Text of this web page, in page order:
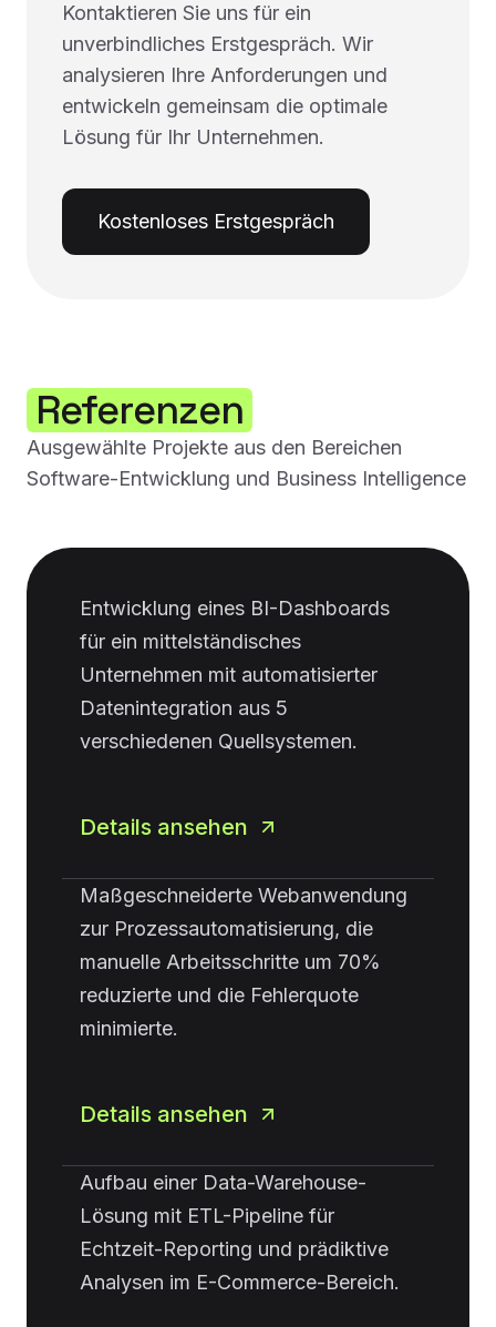
Kontaktieren Sie uns für ein
unverbindliches Erstgespräch. Wir
analysieren Ihre Anforderungen und
entwickeln gemeinsam die optimale
Lösung für Ihr Unternehmen.
Kostenloses Erstgespräch
Referenzen
Ausgewählte Projekte aus den Bereichen
Software-Entwicklung und Business Intelligence
Entwicklung eines BI-Dashboards
für ein mittelständisches
Unternehmen mit automatisierter
Datenintegration aus 5
verschiedenen Quellsystemen.
Details ansehen
Maßgeschneiderte Webanwendung
zur Prozessautomatisierung, die
manuelle Arbeitsschritte um 70%
reduzierte und die Fehlerquote
minimierte.
Details ansehen
Aufbau einer Data-Warehouse-
Lösung mit ETL-Pipeline für
Echtzeit-Reporting und prädiktive
Analysen im E-Commerce-Bereich.